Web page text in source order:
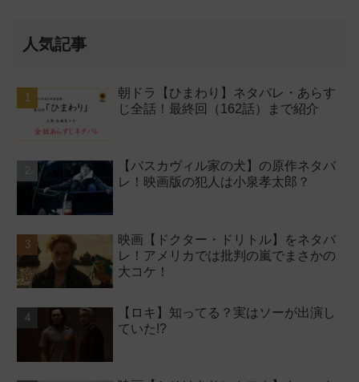
人気記事
朝ドラ【ひまわり】ネタバレ・あらす
じ全話！最終回（162話）まで紹介
【バスカヴィル家の犬】の原作ネタバ
レ！映画版の犯人は小泉孝太郎？
映画【ドクター・ドリトル】をネタバ
レ！アメリカでは批判の嵐でまさかの
大コケ！
【ロキ】知ってる？実はソーが出演し
ていた!?